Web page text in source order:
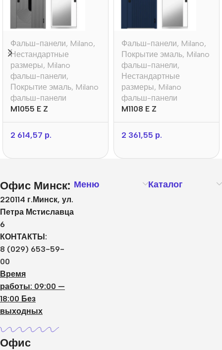
Фальш-панели, Milano,
Нестандартные
размеры, Milano
фальш-панели,
Покрытие эмаль, Milano
фальш-панели
M1055 E Z
2 614,57 р.
Фальш-панели, Milano,
Покрытие эмаль, Milano
фальш-панели,
Нестандартные
размеры, Milano
фальш-панели
M1108 E Z
2 361,55 р.
Офис Минск:
220114 г.Минск, ул.
Петра Мстиславца
6
КОНТАКТЫ:
8 (029) 653-59-
00
Время
работы: 09:00 —
18:00 Без
выходных
Офис
Меню Каталог